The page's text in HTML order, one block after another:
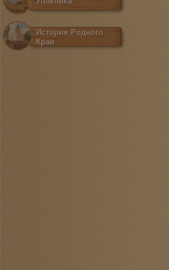
История Родного
Края